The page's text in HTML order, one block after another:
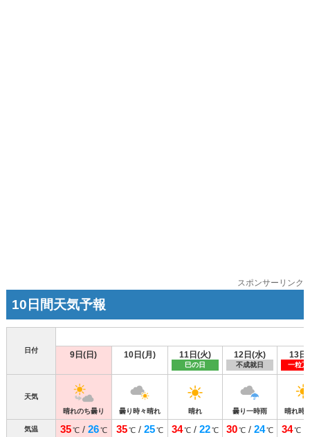
スポンサーリンク
10日間天気予報
日付 9日(日) 10日(月) 11日(火)
巳の日
12日(水)
不成就日
13日
一粒万
天気
晴れのち曇り
曇り時々晴れ 晴れ 曇り一時雨 晴れ時
気温 35℃/ 26℃ 35℃/ 25℃ 34℃/ 22℃ 30℃/ 24℃ 34℃/